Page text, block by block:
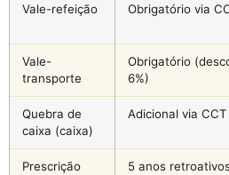
Vale-refeição Obrigatório via
Vale-
transporte
Obrigatório
6%)
Quebra de
caixa (caixa)
Adicional via
Prescrição
5 anos